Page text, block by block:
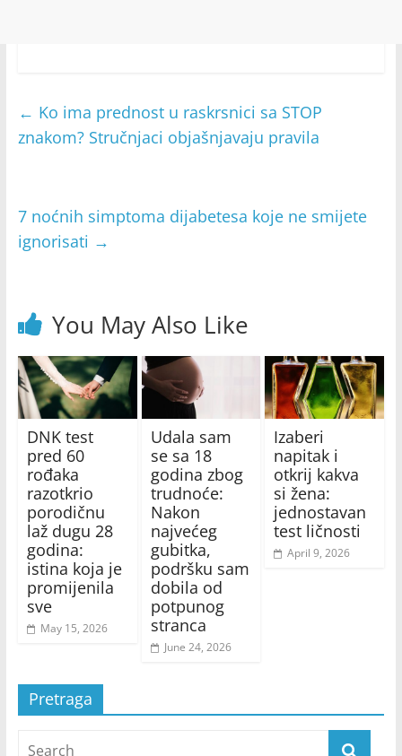
← Ko ima prednost u raskrsnici sa STOP
znakom? Stručnjaci objašnjavaju pravila
7 noćnih simptoma dijabetesa koje ne smijete
ignorisati →
You May Also Like
DNK test
pred 60
rođaka
razotkrio
porodičnu
laž dugu 28
godina:
istina koja je
promijenila
sve
May 15, 2026
Udala sam
se sa 18
godina zbog
trudnoće:
Nakon
najvećeg
gubitka,
podršku sam
dobila od
potpunog
stranca
June 24, 2026
Izaberi
napitak i
otkrij kakva
si žena:
jednostavan
test ličnosti
April 9, 2026
Pretraga